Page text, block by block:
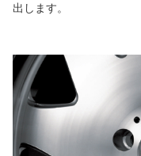
出します。